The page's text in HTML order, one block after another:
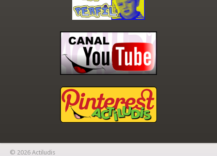
© 2026 Actiludis